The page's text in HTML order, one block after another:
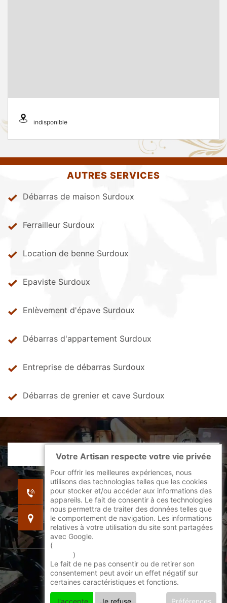
indisponible
AUTRES SERVICES
Débarras de maison Surdoux
Ferrailleur Surdoux
Location de benne Surdoux
Epaviste Surdoux
Enlèvement d'épave Surdoux
Débarras d'appartement Surdoux
Entreprise de débarras Surdoux
Débarras de grenier et cave Surdoux
indisponible
indisponible
indisponible
©2022 - 2026 Tout droit réservé -
Mentions légales
Votre Artisan respecte votre vie privée
Pour offrir les meilleures expériences, nous
utilisons des technologies telles que les cookies
pour stocker et/ou accéder aux informations des
appareils. Le fait de consentir à ces technologies
nous permettra de traiter des données telles que
le comportement de navigation. Les informations
relatives à votre utilisation du site sont partagées
avec Google.
(
)
Le fait de ne pas consentir ou de retirer son
consentement peut avoir un effet négatif sur
certaines caractéristiques et fonctions.
J'accepte Je refuse Préférences